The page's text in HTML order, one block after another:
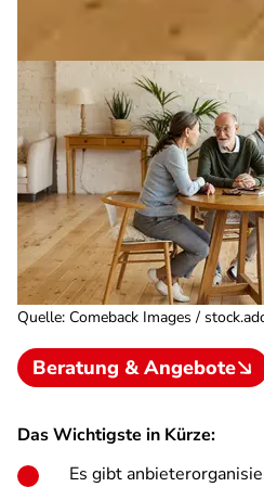
Quelle: Comeback Images /
Beratung & Angebote
Das Wichtigste in Kürze:
Es gibt